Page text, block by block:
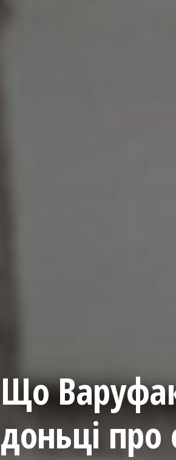
Що
доньці про